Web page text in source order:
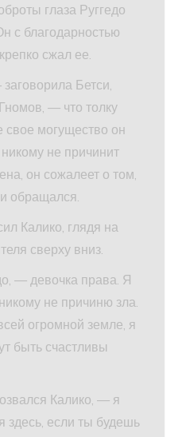
глаза Руггедо
с благодарностью
сжал ее.
Бетси,
— что толку
свое могущество он
не причинит
он сожалеет о том,
обращался.
Калико, глядя на
сверху вниз.
— девочка права. Я
не причиню зла.
огромной земле, я
быть счастливы
Калико, — я
здесь, если ты будешь